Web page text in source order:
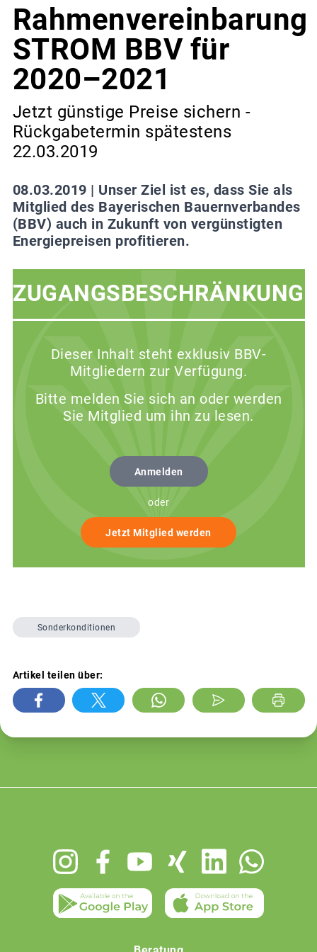
Rahmenvereinbarung
STROM BBV für
2020–2021
Jetzt günstige Preise sichern -
Rückgabetermin spätestens
22.03.2019
08.03.2019 | Unser Ziel ist es, dass Sie als
Mitglied des Bayerischen Bauernverbandes
(BBV) auch in Zukunft von vergünstigten
Energiepreisen profitieren.
ZUGANGSBESCHRÄNKUNG
Dieser Inhalt steht exklusiv BBV-
Mitgliedern zur Verfügung.
Bitte melden Sie sich an oder werden
Sie Mitglied um ihn zu lesen.
Anmelden
oder
Jetzt Mitglied werden
Sonderkonditionen
Artikel teilen über: